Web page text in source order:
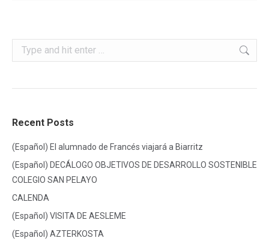
Search:
Recent Posts
(Español) El alumnado de Francés viajará a Biarritz
(Español) DECÁLOGO OBJETIVOS DE DESARROLLO SOSTENIBLE
COLEGIO SAN PELAYO
CALENDA
(Español) VISITA DE AESLEME
(Español) AZTERKOSTA